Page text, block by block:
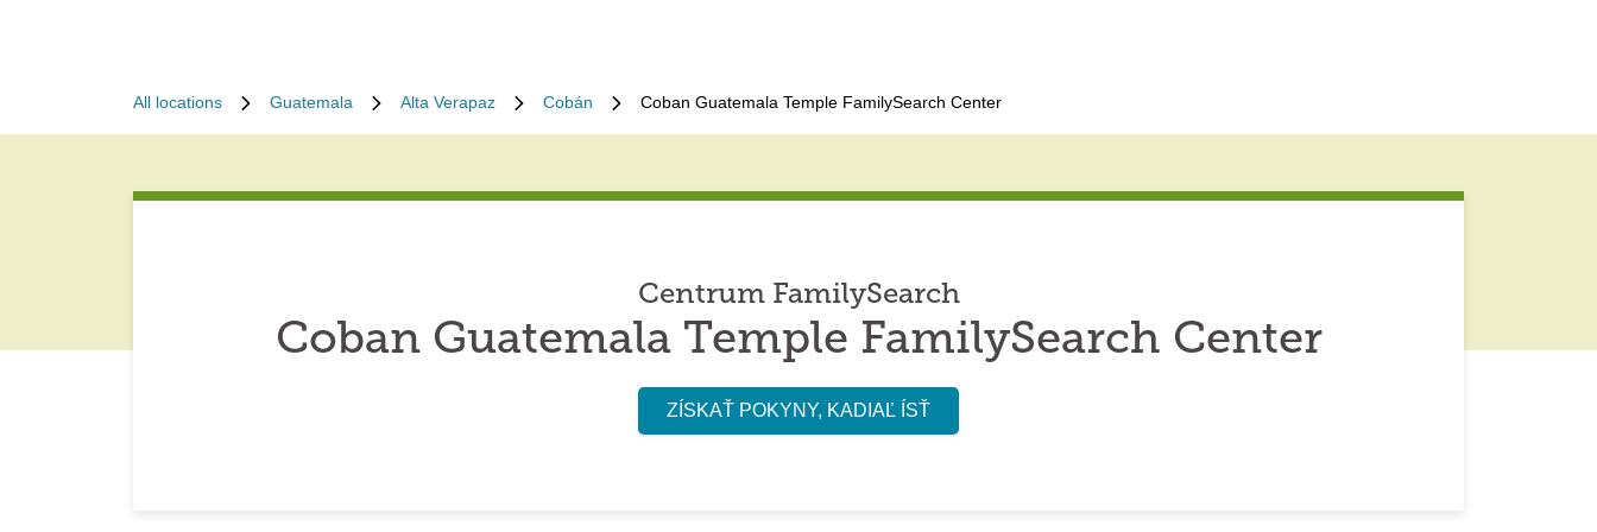
All locations Guatemala Alta Verapaz Cobán Coban Guatemala Temple FamilySearch Center
Centrum FamilySearch
Coban Guatemala Temple FamilySearch Center
ZÍSKAŤ POKYNY, KADIAĽ ÍSŤ